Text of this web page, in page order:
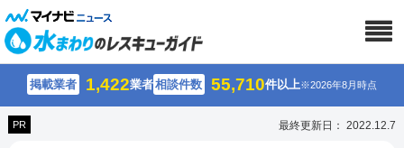
掲載業者 1,422業者相談件数 55,710件以上※2026年8月時点
PR 最終更新日： 2022.12.7